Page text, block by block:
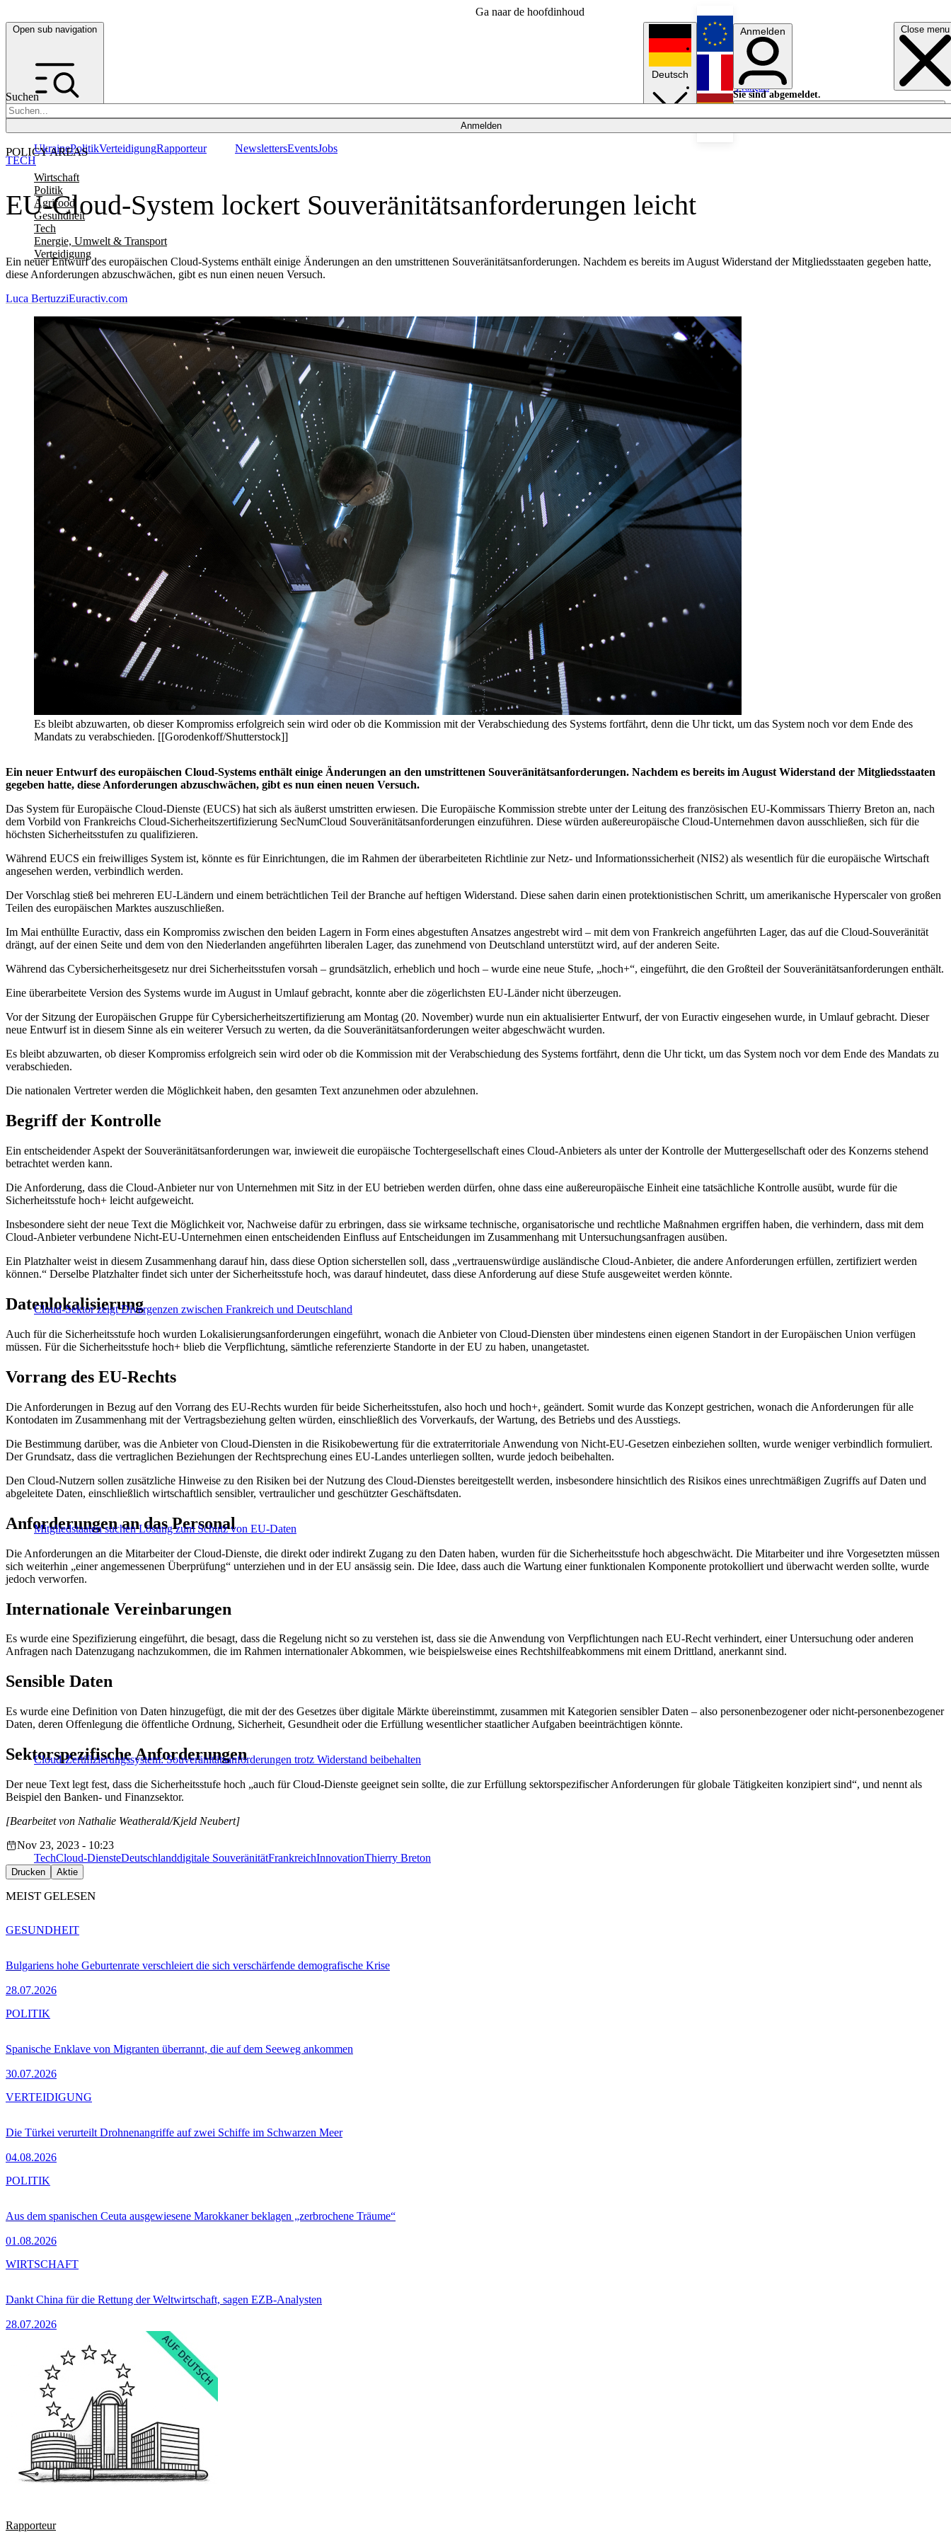
Ga naar de hoofdinhoud
Open sub navigation Close menu
Suchen
Anmelden
POLICY AREAS
Wirtschaft
Politik
Agrifood
Gesundheit
Tech
Energie, Umwelt & Transport
Verteidigung
UkrainePolitikVerteidigungRapporteur NewslettersEventsJobs
Deutsch
English
Français
Anmelden
Sie sind abgemeldet.
Anmelden
Licht aus
EU-Cloud-System lockert Souveränitätsanforderungen leicht
Ein neuer Entwurf des europäischen Cloud-Systems enthält einige Änderungen an den umstrittenen Souveränitätsanforderungen. Nachdem es bereits im August Widerstand der Mitgliedsstaaten gegeben hatte,
diese Anforderungen abzuschwächen, gibt es nun einen neuen Versuch.
TECH
Luca BertuzziEuractiv.com
Es bleibt abzuwarten, ob dieser Kompromiss erfolgreich sein wird oder ob die Kommission mit der Verabschiedung des Systems fortfährt, denn die Uhr tickt, um das System noch vor dem Ende des
Mandats zu verabschieden. [[Gorodenkoff/Shutterstock]]
Ein neuer Entwurf des europäischen Cloud-Systems enthält einige Änderungen an den umstrittenen Souveränitätsanforderungen. Nachdem es bereits im August Widerstand der Mitgliedsstaaten
gegeben hatte, diese Anforderungen abzuschwächen, gibt es nun einen neuen Versuch.
Das System für Europäische Cloud-Dienste (EUCS) hat sich als äußerst umstritten erwiesen. Die Europäische Kommission strebte unter der Leitung des französischen EU-Kommissars Thierry Breton an, nach
dem Vorbild von Frankreichs Cloud-Sicherheitszertifizierung SecNumCloud Souveränitätsanforderungen einzuführen. Diese würden außereuropäische Cloud-Unternehmen davon ausschließen, sich für die
höchsten Sicherheitsstufen zu qualifizieren.
Während EUCS ein freiwilliges System ist, könnte es für Einrichtungen, die im Rahmen der überarbeiteten Richtlinie zur Netz- und Informationssicherheit (NIS2) als wesentlich für die europäische Wirtschaft
angesehen werden, verbindlich werden.
Der Vorschlag stieß bei mehreren EU-Ländern und einem beträchtlichen Teil der Branche auf heftigen Widerstand. Diese sahen darin einen protektionistischen Schritt, um amerikanische Hyperscaler von großen
Teilen des europäischen Marktes auszuschließen.
Im Mai enthüllte Euractiv, dass ein Kompromiss zwischen den beiden Lagern in Form eines abgestuften Ansatzes angestrebt wird – mit dem von Frankreich angeführten Lager, das auf die Cloud-Souveränität
drängt, auf der einen Seite und dem von den Niederlanden angeführten liberalen Lager, das zunehmend von Deutschland unterstützt wird, auf der anderen Seite.
Während das Cybersicherheitsgesetz nur drei Sicherheitsstufen vorsah – grundsätzlich, erheblich und hoch – wurde eine neue Stufe, „hoch+“, eingeführt, die den Großteil der Souveränitätsanforderungen enthält.
Eine überarbeitete Version des Systems wurde im August in Umlauf gebracht, konnte aber die zögerlichsten EU-Länder nicht überzeugen.
Vor der Sitzung der Europäischen Gruppe für Cybersicherheitszertifizierung am Montag (20. November) wurde nun ein aktualisierter Entwurf, der von Euractiv eingesehen wurde, in Umlauf gebracht. Dieser
neue Entwurf ist in diesem Sinne als ein weiterer Versuch zu werten, da die Souveränitätsanforderungen weiter abgeschwächt wurden.
Es bleibt abzuwarten, ob dieser Kompromiss erfolgreich sein wird oder ob die Kommission mit der Verabschiedung des Systems fortfährt, denn die Uhr tickt, um das System noch vor dem Ende des Mandats zu
verabschieden.
Die nationalen Vertreter werden die Möglichkeit haben, den gesamten Text anzunehmen oder abzulehnen.
Begriff der Kontrolle
Ein entscheidender Aspekt der Souveränitätsanforderungen war, inwieweit die europäische Tochtergesellschaft eines Cloud-Anbieters als unter der Kontrolle der Muttergesellschaft oder des Konzerns stehend
betrachtet werden kann.
Die Anforderung, dass die Cloud-Anbieter nur von Unternehmen mit Sitz in der EU betrieben werden dürfen, ohne dass eine außereuropäische Einheit eine tatsächliche Kontrolle ausübt, wurde für die
Sicherheitsstufe hoch+ leicht aufgeweicht.
Insbesondere sieht der neue Text die Möglichkeit vor, Nachweise dafür zu erbringen, dass sie wirksame technische, organisatorische und rechtliche Maßnahmen ergriffen haben, die verhindern, dass mit dem
Cloud-Anbieter verbundene Nicht-EU-Unternehmen einen entscheidenden Einfluss auf Entscheidungen im Zusammenhang mit Untersuchungsanfragen ausüben.
Ein Platzhalter weist in diesem Zusammenhang darauf hin, dass diese Option sicherstellen soll, dass „vertrauenswürdige ausländische Cloud-Anbieter, die andere Anforderungen erfüllen, zertifiziert werden
können.“ Derselbe Platzhalter findet sich unter der Sicherheitsstufe hoch, was darauf hindeutet, dass diese Anforderung auf diese Stufe ausgeweitet werden könnte.
Cloud-Sektor zeigt Divergenzen zwischen Frankreich und Deutschland
Datenlokalisierung
Auch für die Sicherheitsstufe hoch wurden Lokalisierungsanforderungen eingeführt, wonach die Anbieter von Cloud-Diensten über mindestens einen eigenen Standort in der Europäischen Union verfügen
müssen. Für die Sicherheitsstufe hoch+ blieb die Verpflichtung, sämtliche referenzierte Standorte in der EU zu haben, unangetastet.
Vorrang des EU-Rechts
Die Anforderungen in Bezug auf den Vorrang des EU-Rechts wurden für beide Sicherheitsstufen, also hoch und hoch+, geändert. Somit wurde das Konzept gestrichen, wonach die Anforderungen für alle
Kontodaten im Zusammenhang mit der Vertragsbeziehung gelten würden, einschließlich des Vorverkaufs, der Wartung, des Betriebs und des Ausstiegs.
Die Bestimmung darüber, was die Anbieter von Cloud-Diensten in die Risikobewertung für die extraterritoriale Anwendung von Nicht-EU-Gesetzen einbeziehen sollten, wurde weniger verbindlich formuliert.
Der Grundsatz, dass die vertraglichen Beziehungen der Rechtsprechung eines EU-Landes unterliegen sollten, wurde jedoch beibehalten.
Den Cloud-Nutzern sollen zusätzliche Hinweise zu den Risiken bei der Nutzung des Cloud-Dienstes bereitgestellt werden, insbesondere hinsichtlich des Risikos eines unrechtmäßigen Zugriffs auf Daten und
abgeleitete Daten, einschließlich wirtschaftlich sensibler, vertraulicher und geschützter Geschäftsdaten.
Mitgliedstaaten suchen Lösung zum Schutz von EU-Daten
Anforderungen an das Personal
Die Anforderungen an die Mitarbeiter der Cloud-Dienste, die direkt oder indirekt Zugang zu den Daten haben, wurden für die Sicherheitsstufe hoch abgeschwächt. Die Mitarbeiter und ihre Vorgesetzten müssen
sich weiterhin „einer angemessenen Überprüfung“ unterziehen und in der EU ansässig sein. Die Idee, dass auch die Wartung einer funktionalen Komponente protokolliert und überwacht werden sollte, wurde
jedoch verworfen.
Internationale Vereinbarungen
Es wurde eine Spezifizierung eingeführt, die besagt, dass die Regelung nicht so zu verstehen ist, dass sie die Anwendung von Verpflichtungen nach EU-Recht verhindert, einer Untersuchung oder anderen
Anfragen nach Datenzugang nachzukommen, die im Rahmen internationaler Abkommen, wie beispielsweise eines Rechtshilfeabkommens mit einem Drittland, anerkannt sind.
Sensible Daten
Es wurde eine Definition von Daten hinzugefügt, die mit der des Gesetzes über digitale Märkte übereinstimmt, zusammen mit Kategorien sensibler Daten – also personenbezogener oder nicht-personenbezogener
Daten, deren Offenlegung die öffentliche Ordnung, Sicherheit, Gesundheit oder die Erfüllung wesentlicher staatlicher Aufgaben beeinträchtigen könnte.
Cloud-Zertifizierungssystem: Souveränitätsanforderungen trotz Widerstand beibehalten
Sektorspezifische Anforderungen
Der neue Text legt fest, dass die Sicherheitsstufe hoch „auch für Cloud-Dienste geeignet sein sollte, die zur Erfüllung sektorspezifischer Anforderungen für globale Tätigkeiten konzipiert sind“, und nennt als
Beispiel den Banken- und Finanzsektor.
[Bearbeitet von Nathalie Weatherald/Kjeld Neubert]
Nov 23, 2023 - 10:23
TechCloud-DiensteDeutschlanddigitale SouveränitätFrankreichInnovationThierry Breton
Drucken Aktie
MEIST GELESEN
Bulgariens hohe Geburtenrate verschleiert die sich verschärfende demografische Krise
28.07.2026
GESUNDHEIT
Spanische Enklave von Migranten überrannt, die auf dem Seeweg ankommen
30.07.2026
POLITIK
Die Türkei verurteilt Drohnenangriffe auf zwei Schiffe im Schwarzen Meer
04.08.2026
VERTEIDIGUNG
Aus dem spanischen Ceuta ausgewiesene Marokkaner beklagen „zerbrochene Träume“
01.08.2026
POLITIK
Dankt China für die Rettung der Weltwirtschaft, sagen EZB-Analysten
28.07.2026
WIRTSCHAFT
Rapporteur